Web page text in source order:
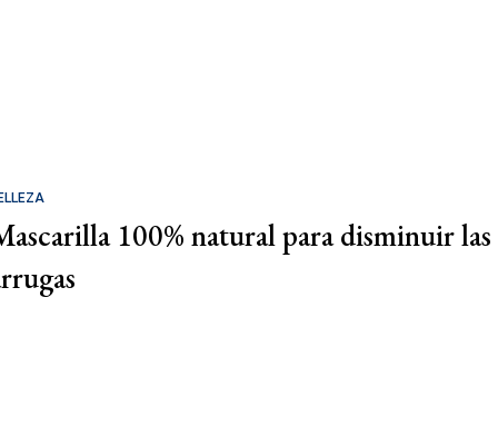
100% natural para disminuir las